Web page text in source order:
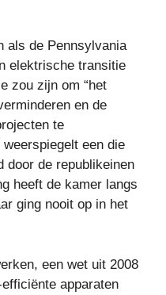
​​als de Pennsylvania
elektrische transitie
zou zijn om “het
en de
te
een die
door de republikeinen
heeft de kamer langs
ging nooit op in het
een wet uit 2008
apparaten